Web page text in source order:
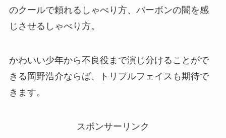
のクールで頼れるしゃべり方、バーボンの闇を感
じさせるしゃべり方。
かわいい少年から不良役まで演じ分けることがで
きる岡野浩介ならば、トリプルフェイスも期待で
きます。
スポンサーリンク